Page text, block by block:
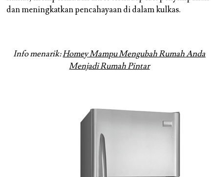
dan meningkatkan pencahayaan di dalam kulkas.
Info menarik:Homey Mampu Mengubah Rumah Anda
Menjadi Rumah Pintar